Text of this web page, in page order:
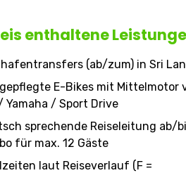
enthaltene
(ab/zum) in Sri
E-Bikes mit Mittelmotor
Yamaha / Sport Drive
sprechende Reiseleitung ab/
für max. 12 Gäste
laut Reiseverlauf (F =